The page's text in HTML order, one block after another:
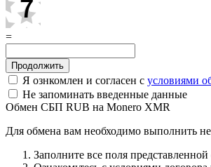
=
Я ознкомлен и согласен с условиями
Не запоминать введенные данные
Обмен СБП RUB на Monero XMR
Для обмена вам необходимо выполнить
Заполните все поля